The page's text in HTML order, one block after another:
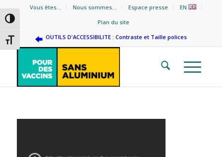
Passer en contraste élevé
Changer la taille de la police
Vous êtes… Nous sommes… Espace presse
EN
Plan du site
OUTILS D'ACCESSIBILITE : Contraste et Taille polices